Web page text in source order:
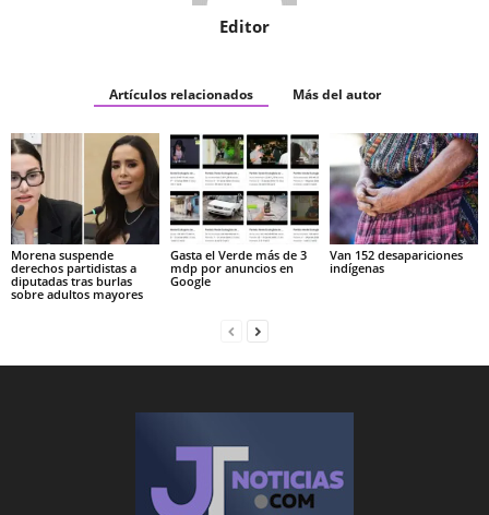
Editor
Artículos relacionados Más del autor
Morena suspende
derechos partidistas a
diputadas tras burlas
sobre adultos mayores
Gasta el Verde más de 3
mdp por anuncios en
Google
Van 152 desapariciones
indígenas